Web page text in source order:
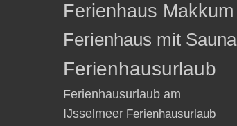
Ferienhaus Makkum
Ferienhaus mit Sauna
Ferienhausurlaub
Ferienhausurlaub am
IJsselmeer Ferienhausurlaub